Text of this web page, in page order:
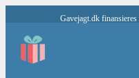
indhold
Gavejagt.dk